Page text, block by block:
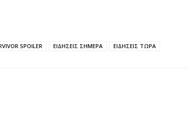
SPOILER ΕΙΔΗΣΕΙΣ ΣΗΜΕΡΑ ΕΙΔΗΣΕΙΣ ΤΩΡΑ